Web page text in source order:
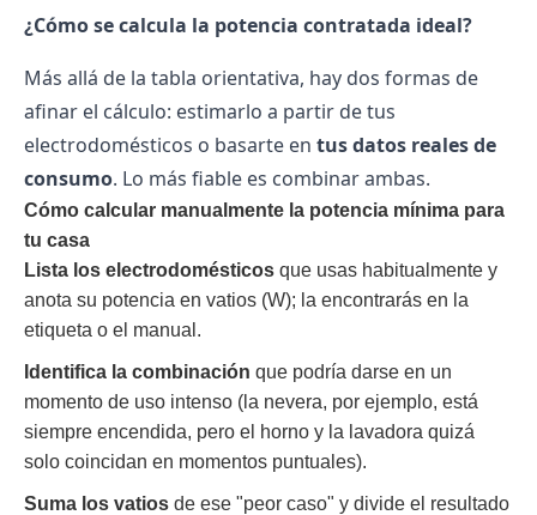
¿Cómo se calcula la potencia contratada ideal?
Más allá de la tabla orientativa, hay dos formas de
afinar el cálculo: estimarlo a partir de tus
electrodomésticos o basarte en tus datos reales de
consumo. Lo más fiable es combinar ambas.
Cómo calcular manualmente la potencia mínima para
tu casa
Lista los electrodomésticos que usas habitualmente y
anota su potencia en vatios (W); la encontrarás en la
etiqueta o el manual.
Identifica la combinación que podría darse en un
momento de uso intenso (la nevera, por ejemplo, está
siempre encendida, pero el horno y la lavadora quizá
solo coincidan en momentos puntuales).
Suma los vatios de ese "peor caso" y divide el resultado